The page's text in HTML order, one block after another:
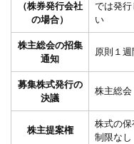
（株券発行会社
の場合）
では発行
い
株主総会の招集
通知
原則１週
募集株式発行の
決議
株主総会
株主提案権
株式の保
制限なし